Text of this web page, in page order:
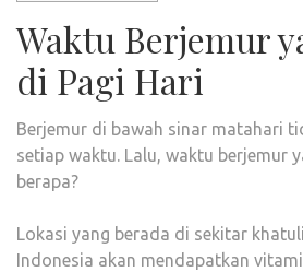
Waktu Berjemur
di Pagi Hari
Berjemur di bawah sinar matahari
setiap waktu. Lalu, waktu berjemur
berapa?
Lokasi yang berada di sekitar
Indonesia akan mendapatkan